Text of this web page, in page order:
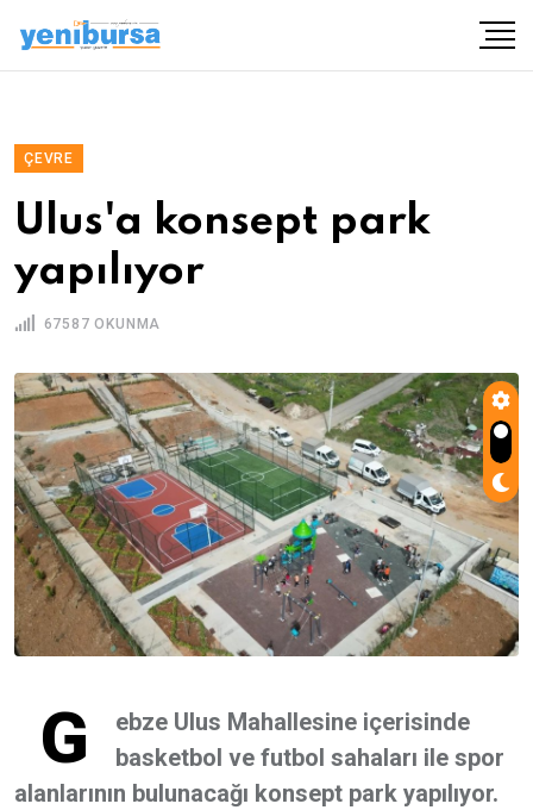
ÇEVRE
Ulus'a konsept park
yapılıyor
67587 OKUNMA
G
ebze Ulus Mahallesine içerisinde
basketbol ve futbol sahaları ile spor
alanlarının bulunacağı konsept park yapılıyor.